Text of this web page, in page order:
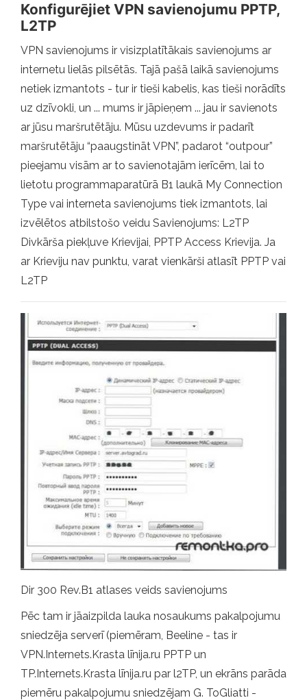
Konfigurējiet VPN savienojumu PPTP,
L2TP
VPN savienojums ir visizplatītākais savienojums ar
internetu lielās pilsētās. Tajā pašā laikā savienojums
netiek izmantots - tur ir tieši kabelis, kas tieši norādīts
uz dzīvokli, un ... mums ir jāpieņem ... jau ir savienots
ar jūsu maršrutētāju. Mūsu uzdevums ir padarīt
maršrutētāju “paaugstināt VPN”, padarot “outpour”
pieejamu visām ar to savienotajām ierīcēm, lai to
lietotu programmaparatūrā B1 laukā My Connection
Type vai interneta savienojums tiek izmantots, lai
izvēlētos atbilstošo veidu Savienojums: L2TP
Divkārša piekļuve Krievijai, PPTP Access Krievija. Ja
ar Krieviju nav punktu, varat vienkārši atlasīt PPTP vai
L2TP
Dir 300 Rev.B1 atlases veids savienojums
Pēc tam ir jāaizpilda lauka nosaukums pakalpojumu
sniedzēja serverī (piemēram, Beeline - tas ir
VPN.Internets.Krasta līnija.ru PPTP un
TP.Internets.Krasta līnija.ru par l2TP, un ekrāns parāda
piemēru pakalpojumu sniedzējam G. ToGliatti -